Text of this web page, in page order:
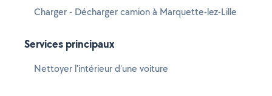
Charger - Décharger camion à Marquette-lez-Lille
Services principaux
Nettoyer l'intérieur d'une voiture